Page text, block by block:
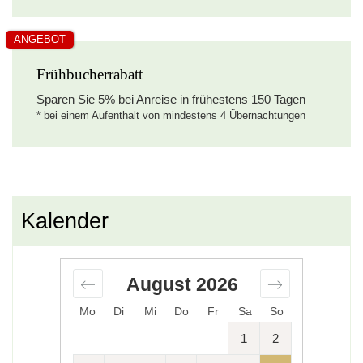
Herd,
Backofen,
Geschirrspülmaschine
Gefrierschrank,
Mikrowelle.
Kaffeemaschine,
Frühbucherrabatt
Sparen Sie 5% bei Anreise in frühestens 150 Tagen
* bei einem Aufenthalt von mindestens 4 Übernachtungen
ANGEBOT
Kalender
Mo Di Mi Do Fr Sa So
August 2026
1 2